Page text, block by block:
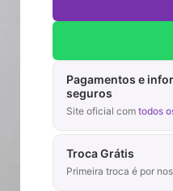
Pagamentos e
seguros
Site oficial com todos
Troca Grátis
Primeira troca é por